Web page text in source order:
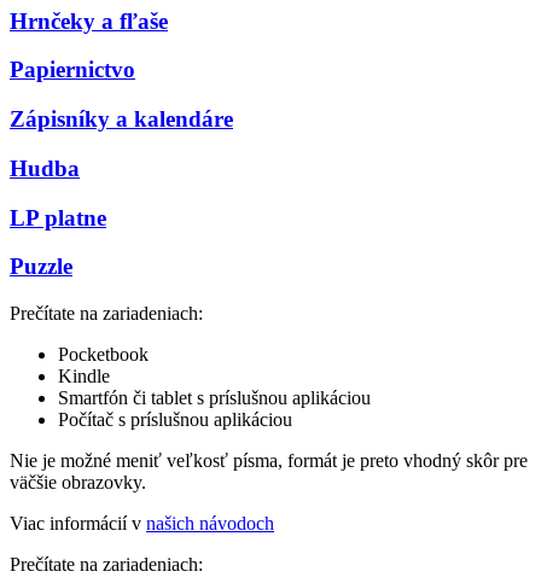
Hrnčeky a fľaše
Papiernictvo
Zápisníky a kalendáre
Hudba
LP platne
Puzzle
Prečítate na zariadeniach:
Pocketbook
Kindle
Smartfón či tablet s príslušnou aplikáciou
Počítač s príslušnou aplikáciou
Nie je možné meniť veľkosť písma, formát je preto vhodný skôr pre
väčšie obrazovky.
Viac informácií v našich návodoch
Prečítate na zariadeniach: